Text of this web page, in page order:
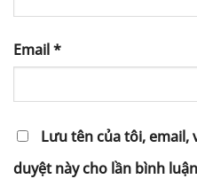
Email*
Lưu tên của tôi,
duyệt này cho lần bình